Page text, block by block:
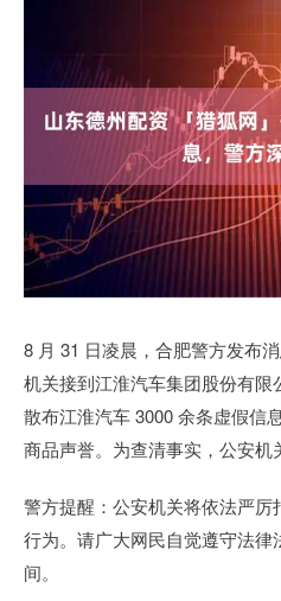
8 月 31 日凌晨，合肥警方发布
机关接到江淮汽车集团股份有
散布江淮汽车 3000 余条虚假信
商品声誉。为查清事实，公安机
警方提醒：公安机关将依法严
行为。请广大网民自觉遵守法
间。